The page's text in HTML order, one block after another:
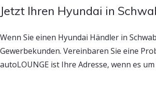
Jetzt Ihren Hyundai in
Wenn Sie einen Hyundai Händler in
Gewerbekunden. Vereinbaren Sie eine
autoLOUNGE ist Ihre Adresse, wenn es